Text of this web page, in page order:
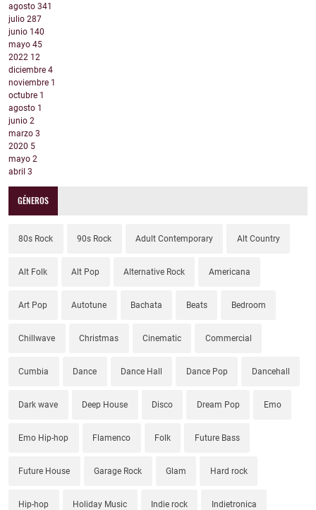
agosto 341
julio 287
junio 140
mayo 45
2022 12
diciembre 4
noviembre 1
octubre 1
agosto 1
junio 2
marzo 3
2020 5
mayo 2
abril 3
GÉNEROS
80s Rock 90s Rock Adult Contemporary Alt Country
Alt Folk Alt Pop Alternative Rock Americana
Art Pop Autotune Bachata Beats Bedroom
Chillwave Christmas Cinematic Commercial
Cumbia Dance Dance Hall Dance Pop Dancehall
Dark wave Deep House Disco Dream Pop Emo
Emo Hip-hop Flamenco Folk Future Bass
Future House Garage Rock Glam Hard rock
Hip-hop Holiday Music Indie rock Indietronica